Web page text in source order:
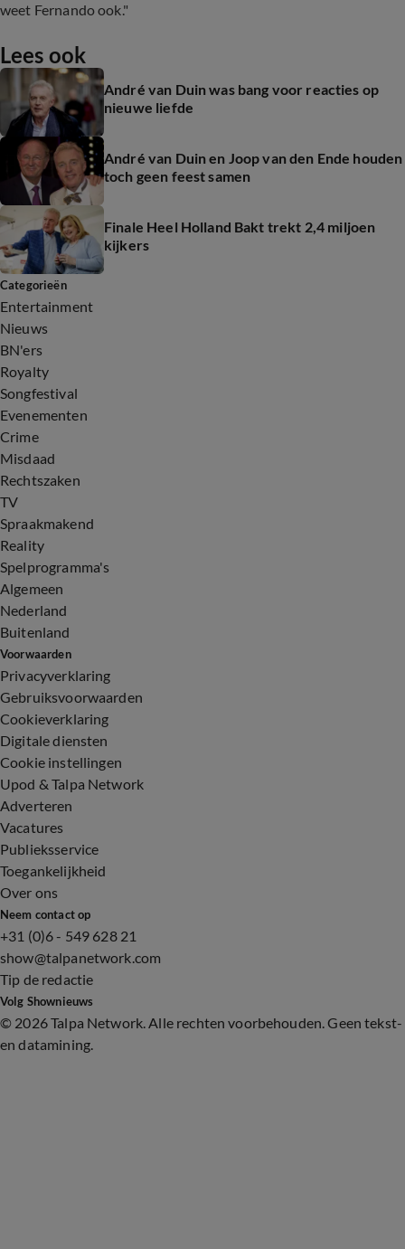
weet Fernando ook."
Lees ook
André van Duin was bang voor reacties op
nieuwe liefde
André van Duin en Joop van den Ende houden
toch geen feest samen
Finale Heel Holland Bakt trekt 2,4 miljoen
kijkers
Categorieën
Entertainment
Nieuws
BN'ers
Royalty
Songfestival
Evenementen
Crime
Misdaad
Rechtszaken
TV
Spraakmakend
Reality
Spelprogramma's
Algemeen
Nederland
Buitenland
Voorwaarden
Privacyverklaring
Gebruiksvoorwaarden
Cookieverklaring
Digitale diensten
Cookie instellingen
Upod & Talpa Network
Adverteren
Vacatures
Publieksservice
Toegankelijkheid
Over ons
Neem contact op
+31 (0)6 - 549 628 21
show@talpanetwork.com
Tip de redactie
Volg Shownieuws
© 2026 Talpa Network. Alle rechten voorbehouden. Geen tekst-
en datamining.